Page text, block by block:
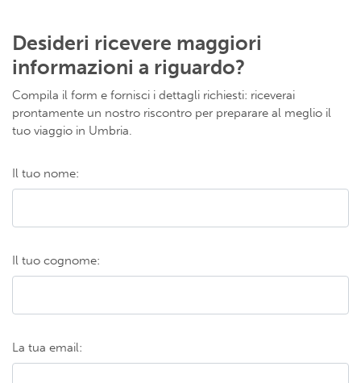
Desideri ricevere maggiori
informazioni a riguardo?
Compila il form e fornisci i dettagli richiesti: riceverai
prontamente un nostro riscontro per preparare al meglio il
tuo viaggio in Umbria.
Il tuo nome:
Il tuo cognome:
La tua email: